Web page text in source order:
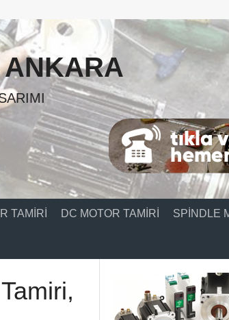
ANKARA
TAMIRI DC MOTOR TAMIRI SPINDLE